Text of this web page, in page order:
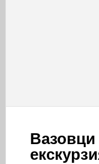
Вазовци